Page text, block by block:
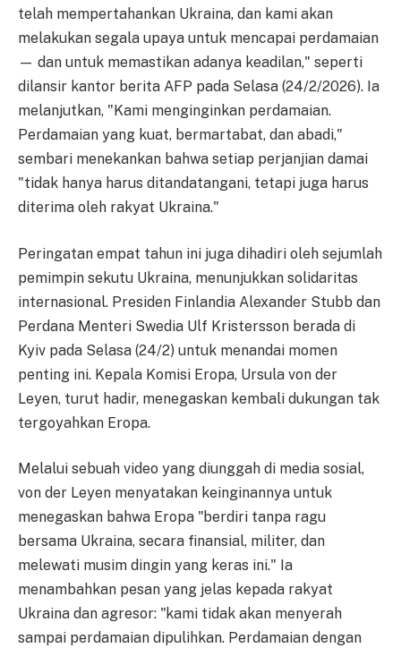
telah mempertahankan Ukraina, dan kami akan
melakukan segala upaya untuk mencapai perdamaian
— dan untuk memastikan adanya keadilan," seperti
dilansir kantor berita AFP pada Selasa (24/2/2026). Ia
melanjutkan, "Kami menginginkan perdamaian.
Perdamaian yang kuat, bermartabat, dan abadi,"
sembari menekankan bahwa setiap perjanjian damai
"tidak hanya harus ditandatangani, tetapi juga harus
diterima oleh rakyat Ukraina."
Peringatan empat tahun ini juga dihadiri oleh sejumlah
pemimpin sekutu Ukraina, menunjukkan solidaritas
internasional. Presiden Finlandia Alexander Stubb dan
Perdana Menteri Swedia Ulf Kristersson berada di
Kyiv pada Selasa (24/2) untuk menandai momen
penting ini. Kepala Komisi Eropa, Ursula von der
Leyen, turut hadir, menegaskan kembali dukungan tak
tergoyahkan Eropa.
Melalui sebuah video yang diunggah di media sosial,
von der Leyen menyatakan keinginannya untuk
menegaskan bahwa Eropa "berdiri tanpa ragu
bersama Ukraina, secara finansial, militer, dan
melewati musim dingin yang keras ini." Ia
menambahkan pesan yang jelas kepada rakyat
Ukraina dan agresor: "kami tidak akan menyerah
sampai perdamaian dipulihkan. Perdamaian dengan